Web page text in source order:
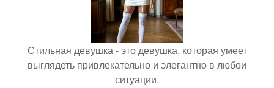
Стильная девушка - это девушка, которая умеет
выглядеть привлекательно и элегантно в любои
ситуации.